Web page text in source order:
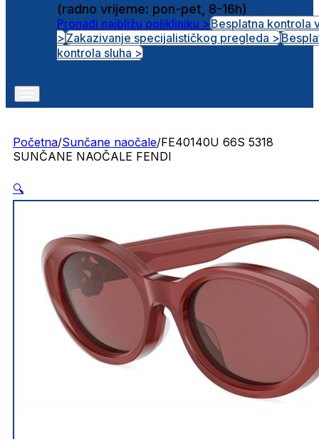
(radno vrijeme: pon-pet, 8-16h)
Pronađi najbližu polikliniku >Besplatna kontrola
>Zakazivanje specijalističkog pregleda >
kontrola sluha >
Početna/Sunčane naočale/FE40140U 66S 5318
SUNČANE NAOČALE FENDI
🔍